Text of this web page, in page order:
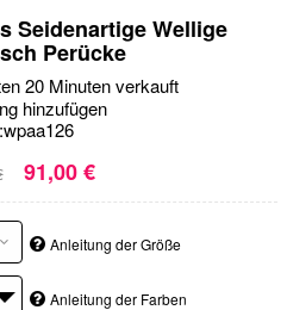
Seidenartige Wellige
Perücke
20 Minuten verkauft
hinzufügen
wpaa126
91,00 €
Anleitung der Größe
Anleitung der Farben